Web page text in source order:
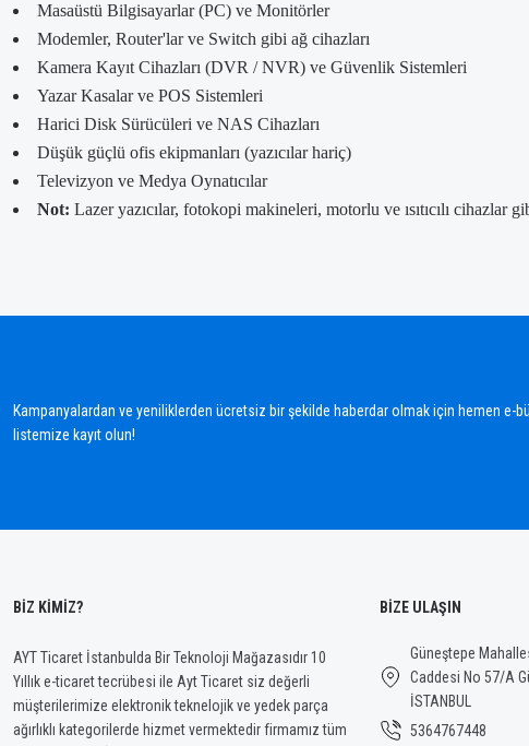
Masaüstü Bilgisayarlar (PC) ve Monitörler
Modemler, Router'lar ve Switch gibi ağ cihazları
Kamera Kayıt Cihazları (DVR / NVR) ve Güvenlik Sistemleri
Yazar Kasalar ve POS Sistemleri
Harici Disk Sürücüleri ve NAS Cihazları
Düşük güçlü ofis ekipmanları (yazıcılar hariç)
Televizyon ve Medya Oynatıcılar
Not: Lazer yazıcılar, fotokopi makineleri, motorlu ve ısıtıcılı
Ürün bilgilerinde hatalar bulunuyor.
Ürün fiyatı diğer sitelerden daha pahalı.
Kampanyalardan ve yeniliklerden ücretsiz bir şekilde haberdar olmak için hemen e-
listemize kayıt olun!
BİZ KİMİZ?
AYT Ticaret İstanbulda Bir Teknoloji Mağazasıdır 10
Yıllık e-ticaret tecrübesi ile Ayt Ticaret siz değerli
müşterilerimize elektronik teknelojik ve yedek parça
ağırlıklı kategorilerde hizmet vermektedir firmamız tüm
BİZE ULAŞIN
Güneştepe
Caddesi No 57/A
İSTANBUL
5364767448